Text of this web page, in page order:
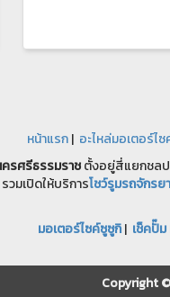
หน้าแรก| อะไหล่มอเตอร์ไซ
รศรีธรรมราชตั้งอยู่สี่แยกชลป
รวมเปิดให้บริการโชว์รูมรถจักร
มอเตอร์ไซค์ซูซูกิ| เช็คปั๊
Copyright